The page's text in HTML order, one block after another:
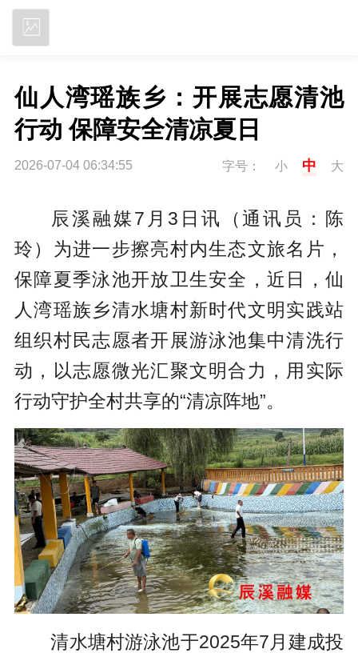
仙人湾瑶族乡：开展志愿清池
行动 保障安全清凉夏日
2026-07-04 06:34:55 字号： 小 中 大
辰溪融媒7月3日讯（通讯员：陈
玲）为进一步擦亮村内生态文旅名片，
保障夏季泳池开放卫生安全，近日，仙
人湾瑶族乡清水塘村新时代文明实践站
组织村民志愿者开展游泳池集中清洗行
动，以志愿微光汇聚文明合力，用实际
行动守护全村共享的“清凉阵地”。
清水塘村游泳池于2025年7月建成投